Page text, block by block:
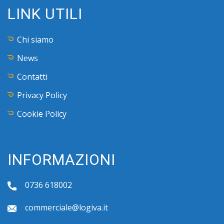
LINK UTILI
Chi siamo
News
Contatti
Privacy Policy
Cookie Policy
INFORMAZIONI
0736 618002
commerciale@logiva.it